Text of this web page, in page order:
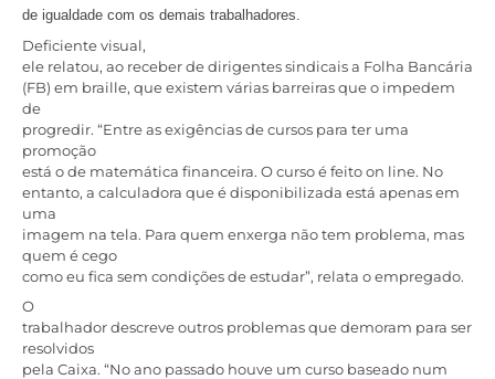
de igualdade com os demais trabalhadores.
Deficiente visual,
ele relatou, ao receber de dirigentes sindicais a Folha Bancária
(FB) em braille, que existem várias barreiras que o impedem
de
progredir. “Entre as exigências de cursos para ter uma
promoção
está o de matemática financeira. O curso é feito on line. No
entanto, a calculadora que é disponibilizada está apenas em
uma
imagem na tela. Para quem enxerga não tem problema, mas
quem é cego
como eu fica sem condições de estudar”, relata o empregado.
O
trabalhador descreve outros problemas que demoram para ser
resolvidos
pela Caixa. “No ano passado houve um curso baseado num